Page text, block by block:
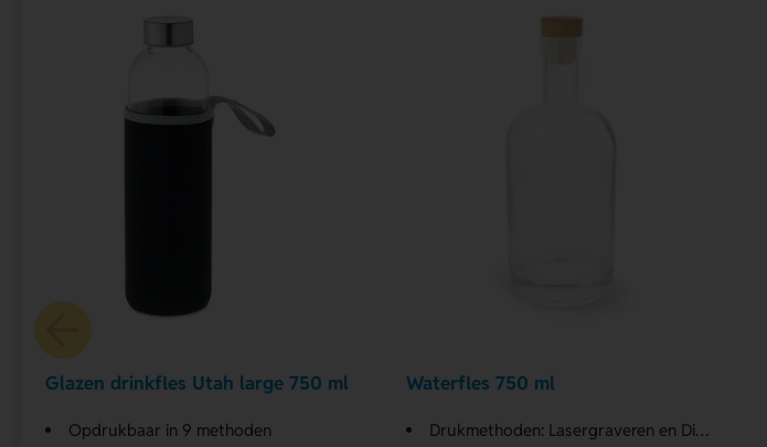
Glazen drinkfles Utah large 750 ml
Opdrukbaar in 9 methoden
Waterfles 750 ml
Drukmethoden: Lasergraveren en Digital High Gloss